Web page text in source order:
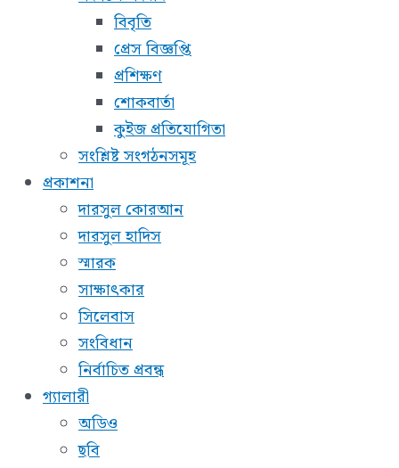
বিবৃতি
প্রেস বিজ্ঞপ্তি
প্রশিক্ষণ
শোকবার্তা
কুইজ প্রতিযোগিতা
সংশ্লিষ্ট সংগঠনসমূহ
প্রকাশনা
দারসুল কোরআন
দারসুল হাদিস
স্মারক
সাক্ষাৎকার
সিলেবাস
সংবিধান
নির্বাচিত প্রবন্ধ
গ্যালারী
অডিও
ছবি